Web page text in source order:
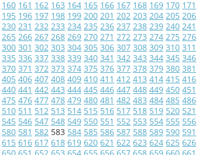
160 161 162 163 164 165 166 167 168 169 170 171
195 196 197 198 199 200 201 202 203 204 205 206
230 231 232 233 234 235 236 237 238 239 240 241
265 266 267 268 269 270 271 272 273 274 275 276
300 301 302 303 304 305 306 307 308 309 310 311
335 336 337 338 339 340 341 342 343 344 345 346
370 371 372 373 374 375 376 377 378 379 380 381
405 406 407 408 409 410 411 412 413 414 415 416
440 441 442 443 444 445 446 447 448 449 450 451
475 476 477 478 479 480 481 482 483 484 485 486
510 511 512 513 514 515 516 517 518 519 520 521
545 546 547 548 549 550 551 552 553 554 555 556
580 581 582 583 584 585 586 587 588 589 590 591
615 616 617 618 619 620 621 622 623 624 625 626